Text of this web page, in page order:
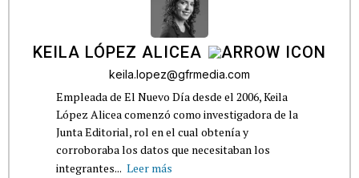
KEILA LÓPEZ ALICEA
keila.lopez@gfrmedia.com
Empleada de El Nuevo Día desde el 2006, Keila
López Alicea comenzó como investigadora de la
Junta Editorial, rol en el cual obtenía y
corroboraba los datos que necesitaban los
integrantes... Leer más